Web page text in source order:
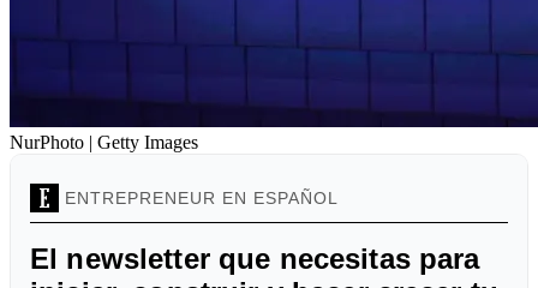
NurPhoto | Getty Images